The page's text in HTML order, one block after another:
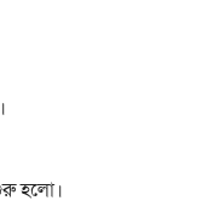
হলো।